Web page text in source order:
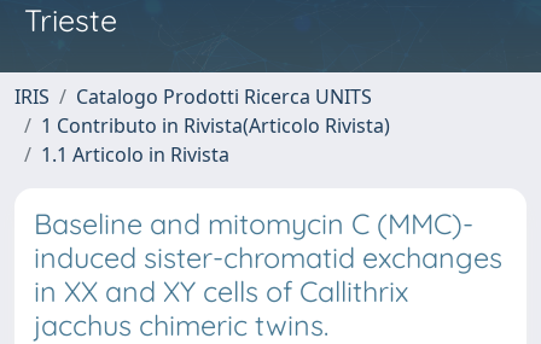
Trieste
IRIS
Catalogo Prodotti Ricerca UNITS
1 Contributo in Rivista(Articolo Rivista)
1.1 Articolo in Rivista
Baseline and mitomycin C (MMC)-
induced sister-chromatid exchanges
in XX and XY cells of Callithrix
jacchus chimeric twins.